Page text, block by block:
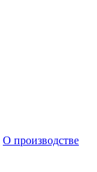
О производстве